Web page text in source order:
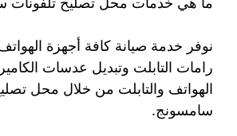
نوفر خدمة صيانة كافة أجهزة
رامات التابلت وتبديل عدسات
الهواتف والتابلت من خلال محل
سامسونج.